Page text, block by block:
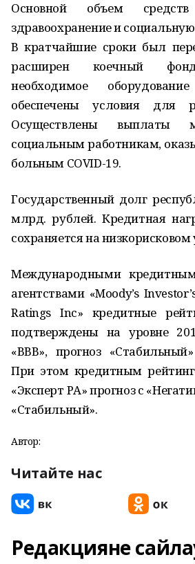
Основной объем
здравоохранение и
В кратчайшие сроки был
расширен коечный
необходимое
обеспечены условия для
Осуществлены выплаты
социальным работникам,
больным COVID-19.
Государственный долг
млрд. рублей. Кредитная
сохраняется на низкорисковом
Международными
агентствами «Moody’s
Ratings Inc» кредитные
подтверждены на уровне
«ВВВ», прогноз «Стабильный»
При этом кредитным
«Эксперт РА» прогноз с
«Стабильный».
Автор:
Читайте нас
Редакцияне